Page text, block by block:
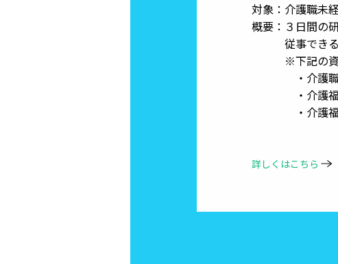
対象：介護職未
概要：３日間の
従事できるよ
※下記の資格
・介護職員
・介護福祉
・介護福
詳しくはこちら